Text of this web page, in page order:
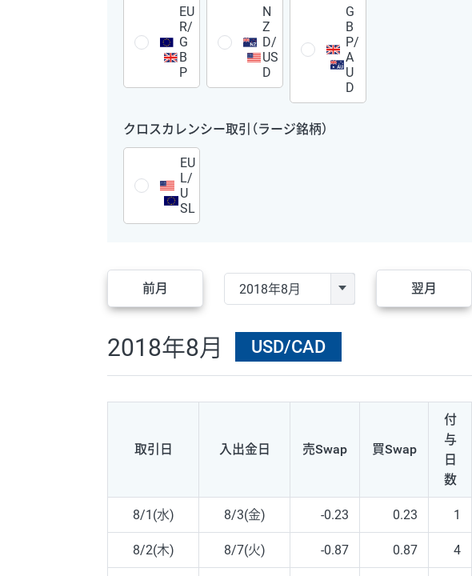
EU
R/
G
B
P
N
Z
D/
US
D
G
B
P/
A
U
D
クロスカレンシー取引（ラージ銘柄）
EU
L/
U
SL
前月 翌月
2018年8月 USD/CAD
取引日 入出金日 売Swap 買Swap
付
与
日
数
8/1(水) 8/3(金) -0.23 0.23 1
8/2(木) 8/7(火) -0.87 0.87 4